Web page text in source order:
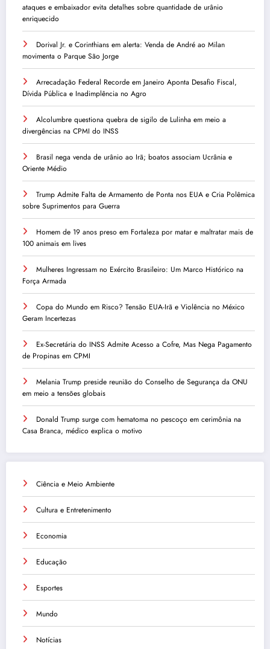
ataques e embaixador evita detalhes sobre quantidade de urânio
enriquecido
Dorival Jr. e Corinthians em alerta: Venda de André ao Milan
movimenta o Parque São Jorge
Arrecadação Federal Recorde em Janeiro Aponta Desafio Fiscal,
Dívida Pública e Inadimplência no Agro
Alcolumbre questiona quebra de sigilo de Lulinha em meio a
divergências na CPMI do INSS
Brasil nega venda de urânio ao Irã; boatos associam Ucrânia e
Oriente Médio
Trump Admite Falta de Armamento de Ponta nos EUA e Cria Polêmica
sobre Suprimentos para Guerra
Homem de 19 anos preso em Fortaleza por matar e maltratar mais de
100 animais em lives
Mulheres Ingressam no Exército Brasileiro: Um Marco Histórico na
Força Armada
Copa do Mundo em Risco? Tensão EUA-Irã e Violência no México
Geram Incertezas
Ex-Secretária do INSS Admite Acesso a Cofre, Mas Nega Pagamento
de Propinas em CPMI
Melania Trump preside reunião do Conselho de Segurança da ONU
em meio a tensões globais
Donald Trump surge com hematoma no pescoço em cerimônia na
Casa Branca, médico explica o motivo
Ciência e Meio Ambiente
Cultura e Entretenimento
Economia
Educação
Esportes
Mundo
Notícias